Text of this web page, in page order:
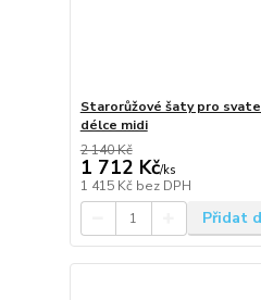
Starorůžové šaty pro
délce midi
2 140 Kč
1 712 Kč/ks
1 415 Kč bez DPH
Přidat